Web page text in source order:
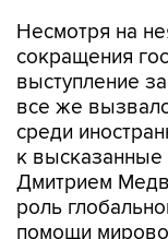
Несмотря на
сокращения
выступление
все же
среди
к
Дмитрием
роль
помощи